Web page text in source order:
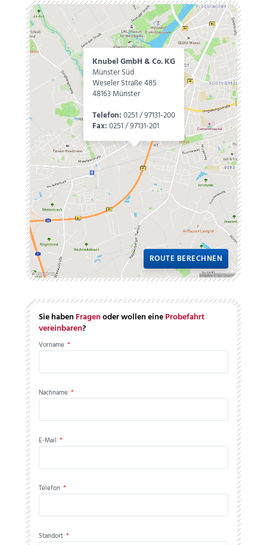
Knubel GmbH & Co. KG
Münster Süd
Weseler Straße 485
48163 Münster
Telefon:0251 / 97131-200
Fax:0251 / 97131-201
ROUTE BERECHNEN
Sie haben Fragenoder wollen eineProbefahrt
vereinbaren?
Vorname *
Nachname *
E-Mail *
Telefon *
Standort *